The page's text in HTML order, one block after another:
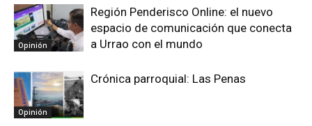
Opinión
Región Penderisco Online: el nuevo
espacio de comunicación que conecta
a Urrao con el mundo
Opinión
Crónica parroquial: Las Penas